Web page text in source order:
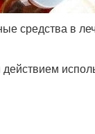
средства в